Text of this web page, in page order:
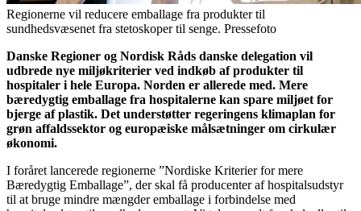
Regionerne vil reducere emballage fra produkter til
sundhedsvæsenet fra stetoskoper til senge. Pressefoto
Danske Regioner og Nordisk Råds danske delegation vil
udbrede nye miljøkriterier ved indkøb af produkter til
hospitaler i hele Europa. Norden er allerede med. Mere
bæredygtig emballage fra hospitalerne kan spare miljøet for
bjerge af plastik. Det understøtter regeringens klimaplan for
grøn affaldssektor og europæiske målsætninger om cirkulær
økonomi.
I foråret lancerede regionerne ”Nordiske Kriterier for mere
Bæredygtig Emballage”, der skal få producenter af hospitalsudstyr
til at bruge mindre mængder emballage i forbindelse med